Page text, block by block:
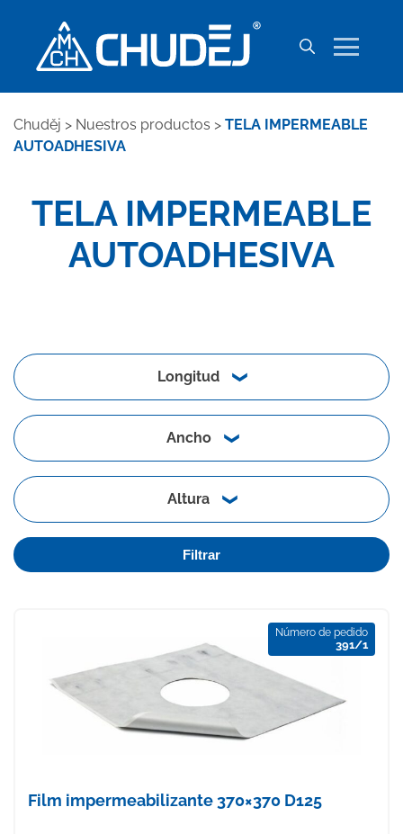
Chuděj > Nuestros productos > TELA IMPERMEABLE
AUTOADHESIVA
TELA IMPERMEABLE
AUTOADHESIVA
Longitud
Ancho
Altura
Filtrar
Número de pedido
391/1
Film impermeabilizante 370×370 D125